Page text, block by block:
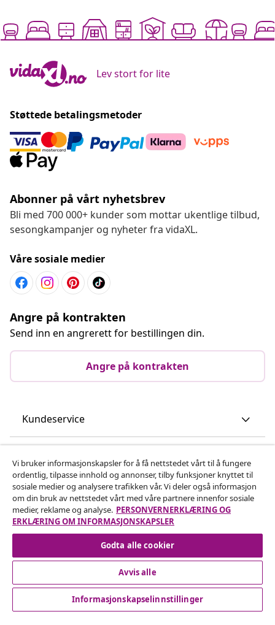
Lev stort for lite
Støttede betalingsmetoder
Abonner på vårt nyhetsbrev
Bli med 700 000+ kunder som mottar ukentlige tilbud,
sesongkampanjer og nyheter fra vidaXL.
Våre sosiale medier
Angre på kontrakten
Send inn en angrerett for bestillingen din.
Angre på kontrakten
Kundeservice
vidaXL
Oppdag mer
Vi bruker informasjonskapsler for å få nettstedet vårt til å fungere
ordentlig, tilpasse innhold og annonser, tilby funksjoner knyttet til
sosiale medier og analysere trafikken vår. Vi deler også informasjon
om din bruk av nettstedet vårt med våre partnere innenfor sosiale
medier, reklame og analyse. PERSONVERNERKLÆRING OG
ERKLÆRING OM INFORMASJONSKAPSLER
Godta alle cookier
Avvis alle
Informasjonskapselinnstillinger